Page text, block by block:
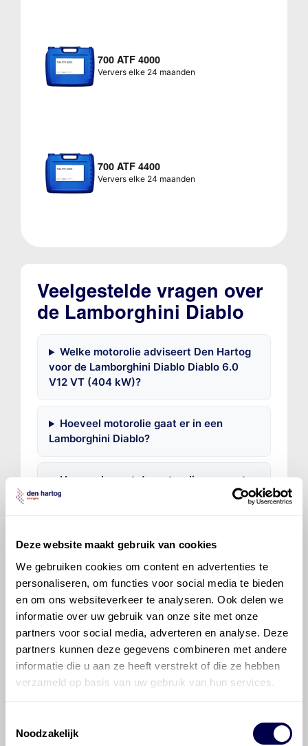
Deze website maakt gebruik van cookies
We gebruiken cookies om content en advertenties te
personaliseren, om functies voor social media te bieden
en om ons websiteverkeer te analyseren. Ook delen we
informatie over uw gebruik van onze site met onze
partners voor social media, adverteren en analyse. Deze
partners kunnen deze gegevens combineren met andere
informatie die u aan ze heeft verstrekt of die ze hebben
verzameld op basis van uw gebruik van hun services.
Noodzakelijk
700 ATF 4000
Ververs elke 24 maanden
700 ATF 4400
Ververs elke 24 maanden
Veelgestelde vragen over
de Lamborghini Diablo
Welke motorolie adviseert Den Hartog
voor de Lamborghini Diablo Diablo 6.0
V12 VT (404 kW)?
Hoeveel motorolie gaat er in een
Lamborghini Diablo?
Hoe vaak moet de motorolie ververst
worden bij een Lamborghini Diablo?
Lamborghini Diablo is productadvies
beschikbaar?
©OlyslagerAlle rechten voorbehouden. Deze
voorafgaande schriftelijke toestemming van Olyslager